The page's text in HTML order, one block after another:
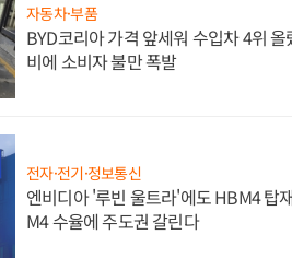
자동차·부품
BYD코리아 가격 앞세워 수입차 4위
비에 소비자 불만 폭발
전자·전기·정보통신
엔비디아 '루빈 울트라'에도 HBM4 탑
M4 수율에 주도권 갈린다